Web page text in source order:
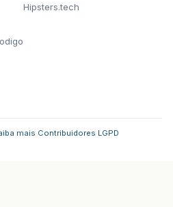
Hipsters.tech
mais Contribuidores LGPD